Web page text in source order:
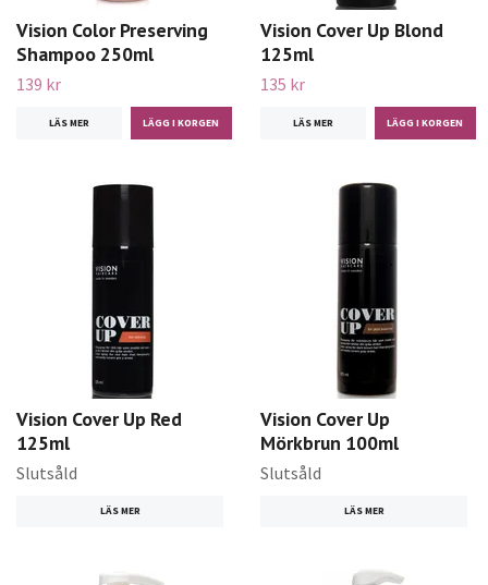
Vision Color Preserving
Shampoo 250ml
139 kr
LÄS MER
Vision Cover Up Blond
125ml
135 kr
LÄS MER
Vision Cover Up Red
125ml
Slutsåld
LÄS MER
Vision Cover Up
Mörkbrun 100ml
Slutsåld
LÄS MER